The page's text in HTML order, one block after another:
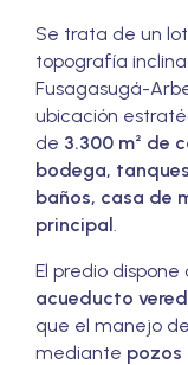
Se trata de un
topografía
Fusagasugá-
ubicación
de 3.300 m² de
bodega,
baños, casa de
principal.
El predio dispone
acueducto
que el manejo
mediante pozos